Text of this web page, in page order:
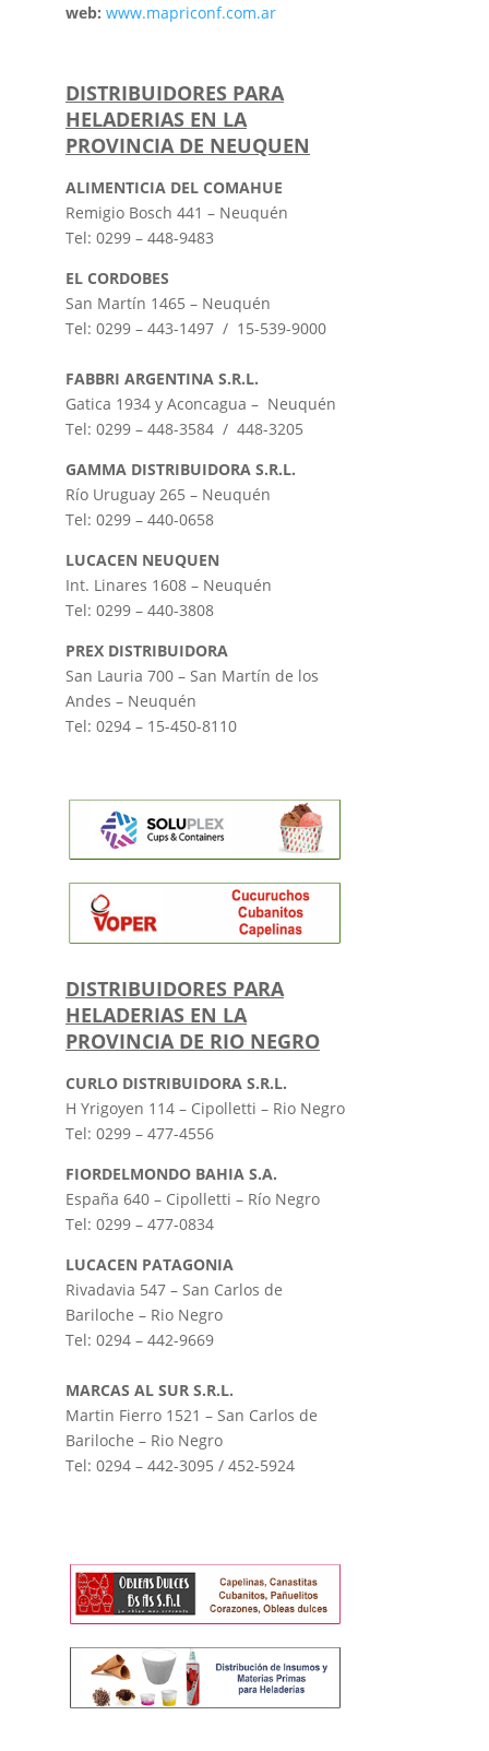
web: www.mapriconf.com.ar
DISTRIBUIDORES PARA
HELADERIAS EN LA
PROVINCIA DE NEUQUEN
ALIMENTICIA DEL COMAHUE
Remigio Bosch 441 – Neuquén
Tel: 0299 – 448-9483
EL CORDOBES
San Martín 1465 – Neuquén
Tel: 0299 – 443-1497 / 15-539-9000
FABBRI ARGENTINA S.R.L.
Gatica 1934 y Aconcagua – Neuquén
Tel: 0299 – 448-3584 / 448-3205
GAMMA DISTRIBUIDORA S.R.L.
Río Uruguay 265 – Neuquén
Tel: 0299 – 440-0658
LUCACEN NEUQUEN
Int. Linares 1608 – Neuquén
Tel: 0299 – 440-3808
PREX DISTRIBUIDORA
San Lauria 700 – San Martín de los
Andes – Neuquén
Tel: 0294 – 15-450-8110
DISTRIBUIDORES PARA
HELADERIAS EN LA
PROVINCIA DE RIO NEGRO
CURLO DISTRIBUIDORA S.R.L.
H Yrigoyen 114 – Cipolletti – Rio Negro
Tel: 0299 – 477-4556
FIORDELMONDO BAHIA S.A.
España 640 – Cipolletti – Río Negro
Tel: 0299 – 477-0834
LUCACEN PATAGONIA
Rivadavia 547 – San Carlos de
Bariloche – Rio Negro
Tel: 0294 – 442-9669
MARCAS AL SUR S.R.L.
Martin Fierro 1521 – San Carlos de
Bariloche – Rio Negro
Tel: 0294 – 442-3095 / 452-5924